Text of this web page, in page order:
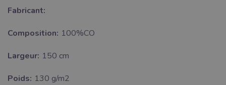
Fabricant:
Composition: 100%CO
Largeur: 150 cm
Poids: 130 g/m2